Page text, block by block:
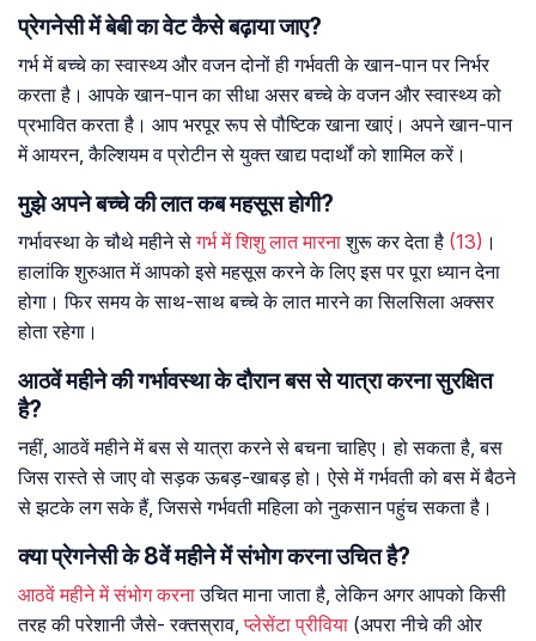
प्रेगनेसी में बेबी का वेट कैसे बढ़ाया जाए?
गर्भ में बच्चे का स्वास्थ्य और वजन दोनों ही गर्भवती के खान-पान पर निर्भर
करता है। आपके खान-पान का सीधा असर बच्चे के वजन और स्वास्थ्य को
प्रभावित करता है। आप भरपूर रूप से पौष्टिक खाना खाएं। अपने खान-पान
में आयरन, कैल्शियम व प्रोटीन से युक्त खाद्य पदार्थों को शामिल करें।
मुझे अपने बच्चे की लात कब महसूस होगी?
गर्भावस्था के चौथे महीने सेगर्भ में शिशु लात मारनाशुरू कर देता है (13) ।
हालांकि शुरुआत में आपको इसे महसूस करने के लिए इस पर पूरा ध्यान देना
होगा। फिर समय के साथ-साथ बच्चे के लात मारने का सिलसिला अक्सर
होता रहेगा।
आठवें महीने की गर्भावस्था के दौरान बस से यात्रा करना सुरक्षित
है?
नहीं, आठवें महीने में बस से यात्रा करने से बचना चाहिए। हो सकता है, बस
जिस रास्ते से जाए वो सड़क ऊबड़-खाबड़ हो। ऐसे में गर्भवती को बस में बैठने
से झटके लग सके हैं, जिससे गर्भवती महिला को नुकसान पहुंच सकता है।
क्‍या प्रेगनेसी के 8वें महीने में संभोग करना उचित है?
आठवें महीने में संभोग करनाउचित माना जाता है, लेकिन अगर आपको किसी
तरह की परेशानी जैसे- रक्तस्राव,प्लेसेंटा प्रीविया (अपरा नीचे की ओर